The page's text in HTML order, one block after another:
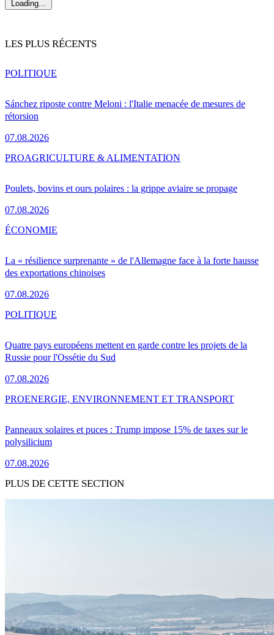
Loading...
LES PLUS RÉCENTS
Sánchez riposte contre Meloni : l'Italie menacée de mesures de
rétorsion
07.08.2026
POLITIQUE
Poulets, bovins et ours polaires : la grippe aviaire se propage
07.08.2026
PROAGRICULTURE & ALIMENTATION
La « résilience surprenante » de l'Allemagne face à la forte hausse
des exportations chinoises
07.08.2026
ÉCONOMIE
Quatre pays européens mettent en garde contre les projets de la
Russie pour l'Ossétie du Sud
07.08.2026
POLITIQUE
Panneaux solaires et puces : Trump impose 15% de taxes sur le
polysilicium
07.08.2026
PROENERGIE, ENVIRONNEMENT ET TRANSPORT
PLUS DE CETTE SECTION